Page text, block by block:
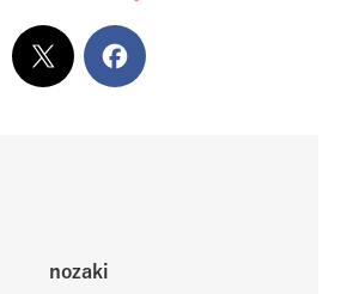
XでシェアFacebook
nozaki